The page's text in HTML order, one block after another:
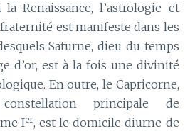
Renaissance, l’astrologie et
est manifeste dans les
Saturne, dieu du temps
d’or, est à la fois une divinité
En outre, le Capricorne,
principale de
Ier, est le domicile diurne de